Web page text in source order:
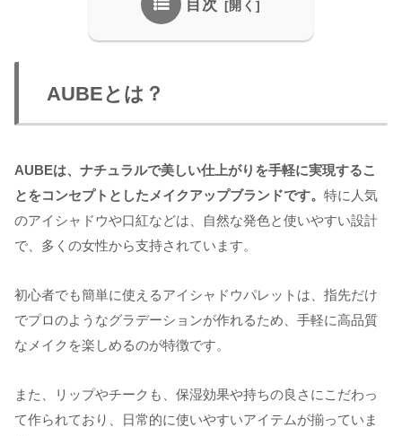
目次
AUBEとは？
AUBEは、ナチュラルで美しい仕上がりを手軽に実現するこ
とをコンセプトとしたメイクアップブランドです。 特に人気
のアイシャドウや口紅などは、自然な発色と使いやすい設計
で、多くの女性から支持されています。
初心者でも簡単に使えるアイシャドウパレットは、指先だけ
でプロのようなグラデーションが作れるため、手軽に高品質
なメイクを楽しめるのが特徴です。
また、リップやチークも、保湿効果や持ちの良さにこだわっ
て作られており、日常的に使いやすいアイテムが揃っていま